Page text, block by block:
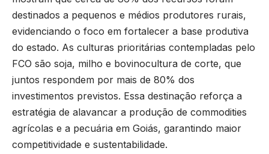
destinados a pequenos e médios produtores rurais,
evidenciando o foco em fortalecer a base produtiva
do estado. As culturas prioritárias contempladas pelo
FCO são soja, milho e bovinocultura de corte, que
juntos respondem por mais de 80% dos
investimentos previstos. Essa destinação reforça a
estratégia de alavancar a produção de commodities
agrícolas e a pecuária em Goiás, garantindo maior
competitividade e sustentabilidade.